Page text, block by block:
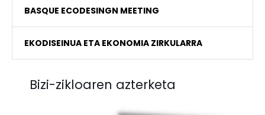
BASQUE ECODESINGN MEETING
EKODISEINUA ETA EKONOMIA ZIRKULARRA
Bizi-zikloaren azterketa